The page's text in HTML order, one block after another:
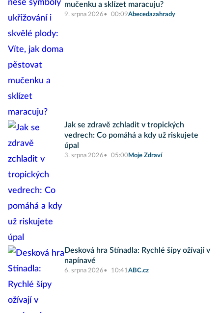
mučenku a sklízet maracuju?
9. srpna 2026 00:09Abecedazahrady
Jak se zdravě zchladit v tropických
vedrech: Co pomáhá a kdy už riskujete
úpal
3. srpna 2026 05:00 Moje Zdraví
Desková hra Stínadla: Rychlé šípy ožívají v
napínavé
6. srpna 2026 10:41ABC.cz